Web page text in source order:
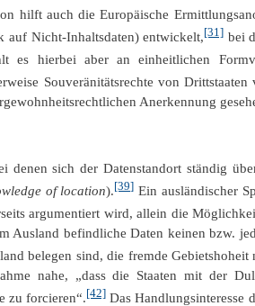
hilft auch die Europäische
auf Nicht-Inhaltsdaten) entwickelt,[31] bei
es hierbei aber an einheitlichen
Souveränitätsrechte von Drittstaaten
Anerkennung
denen sich der Datenstandort ständig
of location).[39] Ein ausländischer
argumentiert wird, allein die
Ausland befindliche Daten keinen bzw.
belegen sind, die fremde
nahe, „dass die Staaten mit der
zu forcieren“.[42]Das Handlungsinteresse